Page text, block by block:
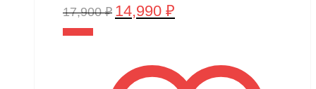
17,900₽ Первоначальная
17,900 ₽.
14,990 ₽